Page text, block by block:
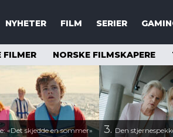
NYHETER FILM SERIER
FILMER NORSKE FILMSKAPERE
«Det skjedde en sommer»
3. Den